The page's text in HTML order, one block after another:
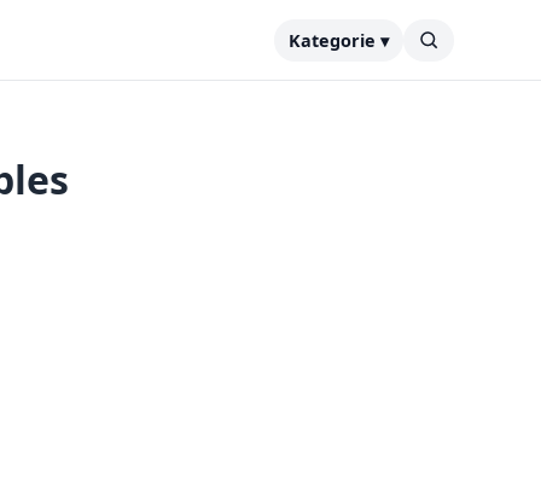
Kategorie ▾